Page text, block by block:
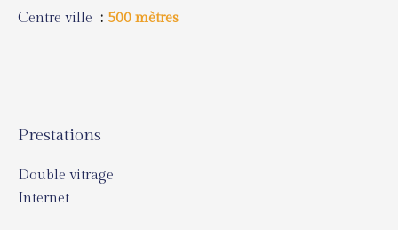
Centre ville 500 mètres
Prestations
Double vitrage
Internet